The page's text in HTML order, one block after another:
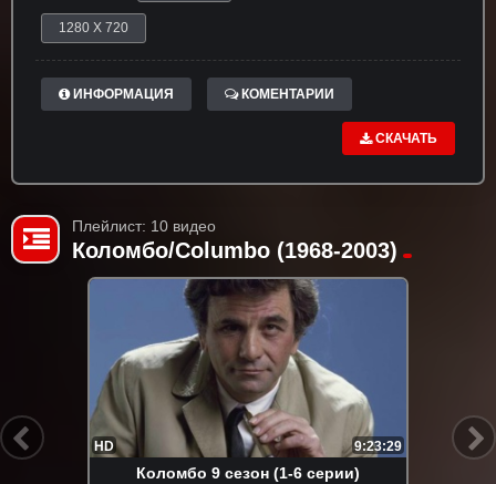
1280 X 720
ИНФОРМАЦИЯ КОМЕНТАРИИ
СКАЧАТЬ
Плейлист: 10 видео
Коломбо/Columbo (1968-2003)
HD 9:23:29
Коломбо 9 сезон (1-6 серии)